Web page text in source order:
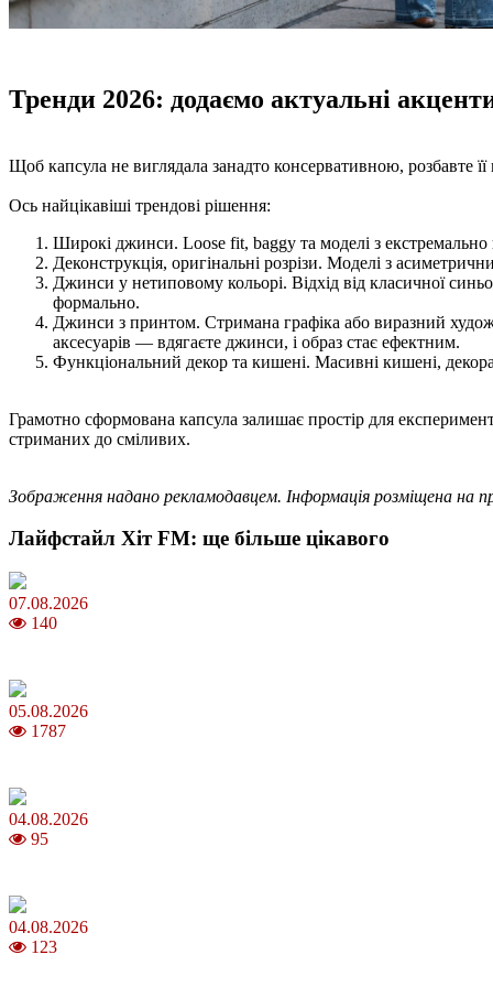
Тренди 2026: додаємо актуальні
Щоб капсула не виглядала занадто консервативною, розбавте
Ось найцікавіші трендові рішення:
Широкі джинси. Loose fit, baggy та моделі з
Деконструкція, оригінальні розрізи. Моделі з
Джинси у нетиповому кольорі. Відхід від класичної
формально.
Джинси з принтом. Стримана графіка або виразний
аксесуарів — вдягаєте джинси, і образ стає ефектним.
Функціональний декор та кишені. Масивні кишені,
Грамотно сформована капсула залишає простір для
стриманих до сміливих.
Зображення надано рекламодавцем. Інформація розміщена на
Лайфстайл Хіт FM: ще більше цікавого
07.08.2026
140
05.08.2026
1787
04.08.2026
95
04.08.2026
123